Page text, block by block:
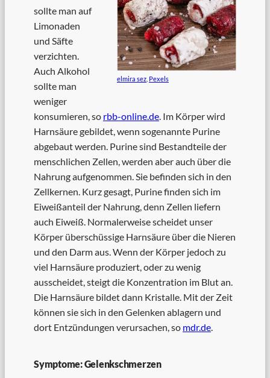
elmira sez Pexels
sollte man auf
Limonaden
und Säfte
verzichten.
Auch Alkohol
sollte man
weniger
konsumieren, so rbb-online.de. Im Körper wird
Harnsäure gebildet, wenn sogenannte Purine
abgebaut werden. Purine sind Bestandteile der
menschlichen Zellen, werden aber auch über die
Nahrung aufgenommen. Sie befinden sich in den
Zellkernen. Kurz gesagt, Purine finden sich im
Eiweißanteil der Nahrung, denn Zellen liefern
auch Eiweiß. Normalerweise scheidet unser
Körper überschüssige Harnsäure über die Nieren
und den Darm aus. Wenn der Körper jedoch zu
viel Harnsäure produziert, oder zu wenig
ausscheidet, steigt die Konzentration im Blut an.
Die Harnsäure bildet dann Kristalle. Mit der Zeit
können sie sich in den Gelenken ablagern und
dort Entzündungen verursachen, so mdr.de.
Symptome: Gelenkschmerzen